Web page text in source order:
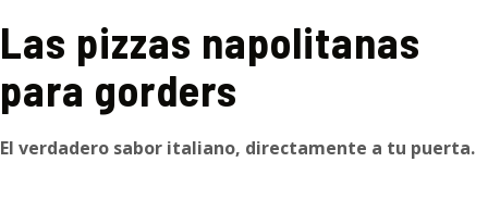
Las pizzas napolitanas
para gorders
El verdadero sabor italiano, directamente a tu puerta.